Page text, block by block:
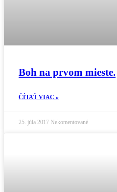
Boh na prvom mieste.
ČÍTAŤ VIAC »
25. júla 2017 Nekomentované